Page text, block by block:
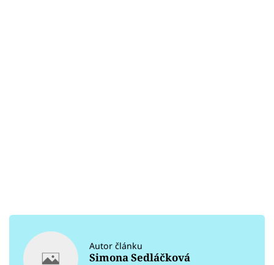
Autor článku
Simona Sedláčková